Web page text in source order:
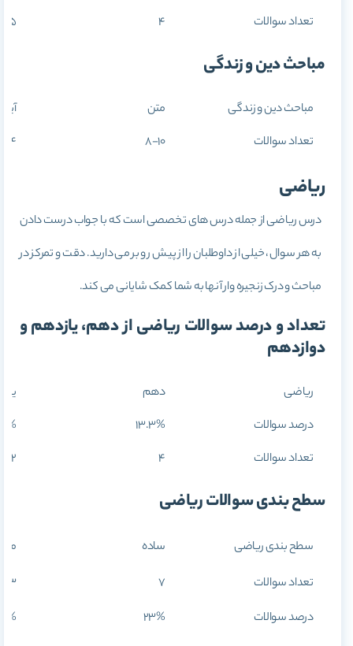
تعداد سوالات
4
15
مباحث دین و زندگی
مباحث دین و زندگی متن
تعداد سوالات
8-10
14
ریاضی
درس ریاضی از جمله درس های تخصصی است که با جواب درست دادن
به هر سوال، خیلی از داوطلبان را از پیش رو بر می دارید. دقت و تمرکز در
مباحث و درک زنجیره وار آنها به شما کمک شایانی می کند.
تعداد و درصد سوالات ریاضی از دهم، یازدهم و
دوازدهم
ریاضی دهم
درصد سوالات
13.3%
تعداد سوالات
4
12
سطح بندی سوالات ریاضی
سطح بندی ریاضی ساده
تعداد سوالات
7
13
درصد سوالات
23%